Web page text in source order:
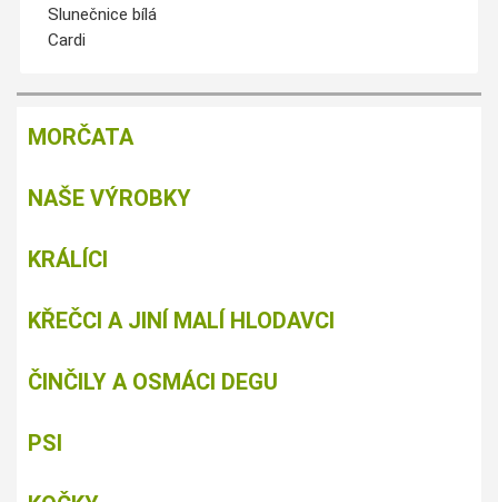
Slunečnice bílá
Cardi
MORČATA
NAŠE VÝROBKY
KRÁLÍCI
KŘEČCI A JINÍ MALÍ HLODAVCI
ČINČILY A OSMÁCI DEGU
PSI